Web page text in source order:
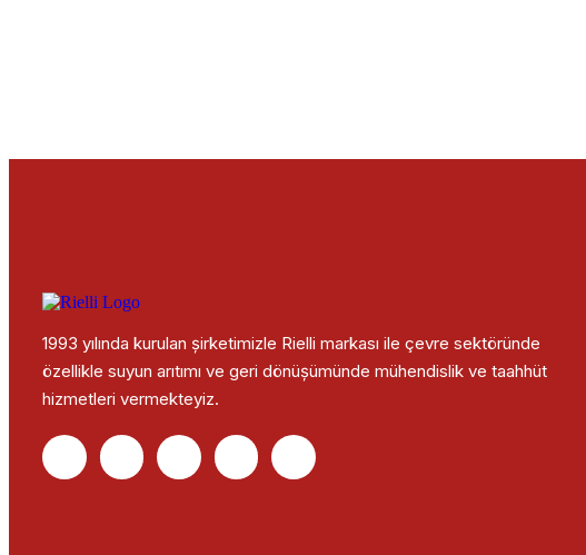
1993 yılında kurulan şirketimizle Rielli markası ile çevre sektöründe
özellikle suyun arıtımı ve geri dönüşümünde mühendislik ve taahhüt
hizmetleri vermekteyiz.